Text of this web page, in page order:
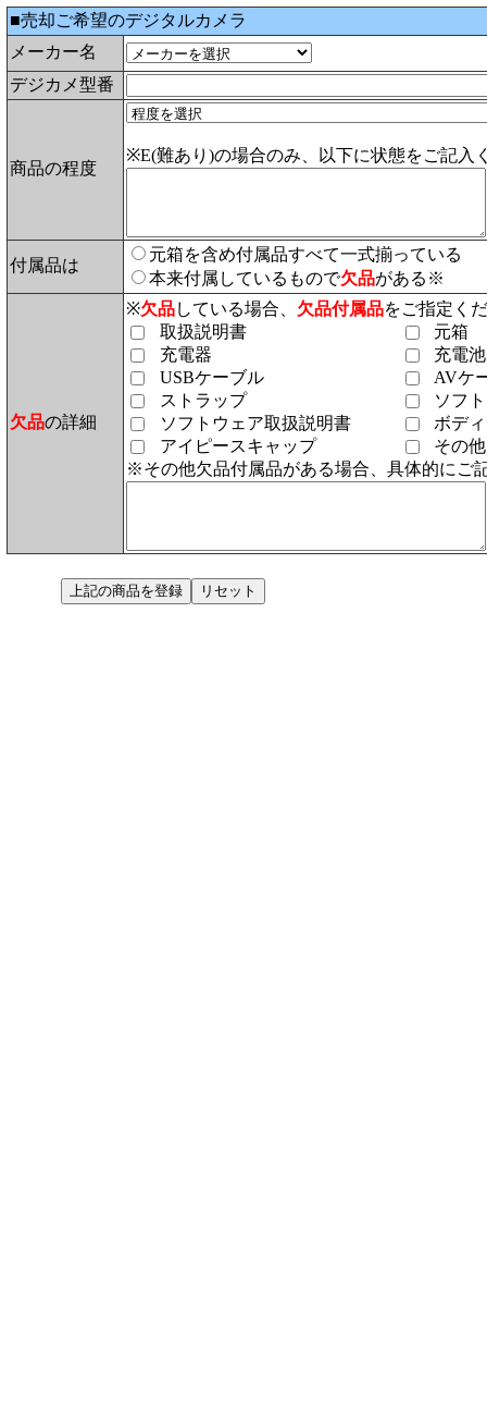
■売却ご希望のデジタルカメラ
メーカー名
デジカメ型番
商品の程度
※E(難あり)の場合のみ、以下に状態をご記入
付属品は
元箱を含め付属品すべて一式揃っている
本来付属しているもので欠品がある※
欠品の詳細
※欠品している場合、 欠品付属品をご指定く
取扱説明書
元箱
充電器
充電池
USBケーブル
AVケ
ストラップ
ソフ
ソフトウェア取扱説明書
ボデ
アイピースキャップ
その
※その他欠品付属品がある場合、具体的にご